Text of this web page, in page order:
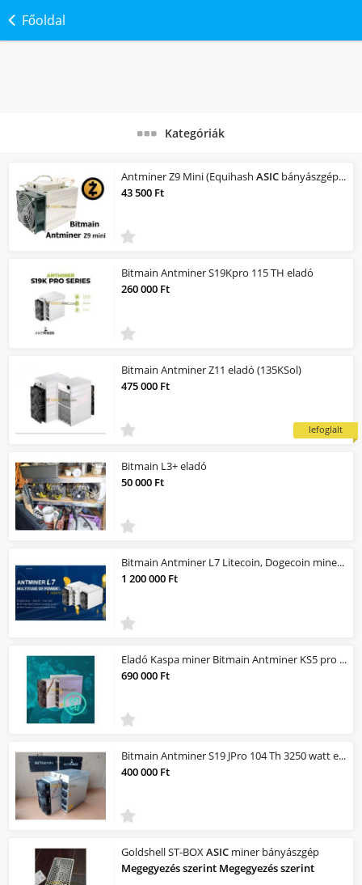
Főoldal
Kategóriák
Antminer Z9 Mini (Equihash ASIC bányászgép) – Kiváló állapotban
43 500 Ft
Bitmain Antminer S19Kpro 115 TH eladó
260 000 Ft
lefoglalt
Bitmain Antminer Z11 eladó (135KSol)
475 000 Ft
Bitmain L3+ eladó
50 000 Ft
Bitmain Antminer L7 Litecoin, Dogecoin miner eladó 9500 MHS
1 200 000 Ft
Eladó Kaspa miner Bitmain Antminer KS5 pro 21000 ghs
690 000 Ft
Bitmain Antminer S19 JPro 104 Th 3250 watt eladó
400 000 Ft
Goldshell ST-BOXASIC miner bányászgép
Megegyezés szerint Megegyezés szerint